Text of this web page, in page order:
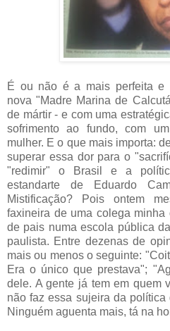
É ou não é a mais perfeita e
nova "Madre Marina de
de mártir - e com uma
sofrimento ao fundo, com
mulher. E o que mais importa:
superar essa dor para o
"redimir" o Brasil e a
estandarte de Eduardo
Mistificação? Pois ontem
faxineira de uma colega
de pais numa escola pública
paulista. Entre dezenas de
mais ou menos o seguinte:
Era o único que prestava";
dele. A gente já tem em quem
não faz essa sujeira da
Ninguém aguenta mais, tá na